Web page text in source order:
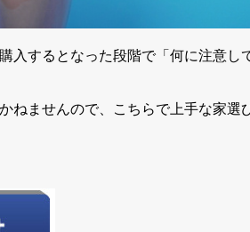
入するとなった段階で「何に注意し
ねませんので、こちらで上手な家選